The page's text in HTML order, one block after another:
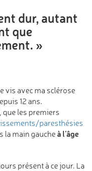
dur, autant
que
»
vis avec ma sclérose
12 ans.
que les premiers
paresthésies
la main gaucheà l'âge
présent à ce jour. La